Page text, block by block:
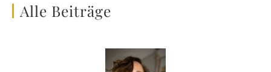
Alle Beiträge